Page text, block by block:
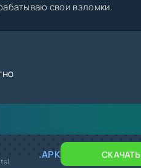
свои взломки.
.APK СКАЧАТЬ